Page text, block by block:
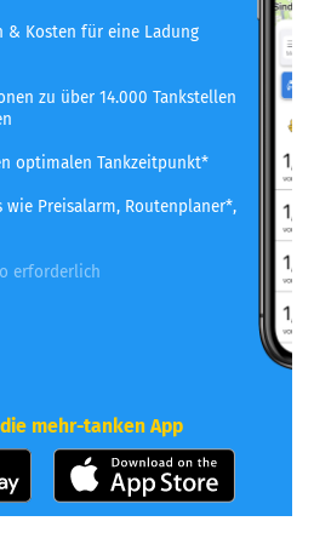
& Kosten für eine Ladung
zu über 14.000 Tankstellen
optimalen Tankzeitpunkt*
wie Preisalarm, Routenplaner*,
erforderlich
mehr-tanken App